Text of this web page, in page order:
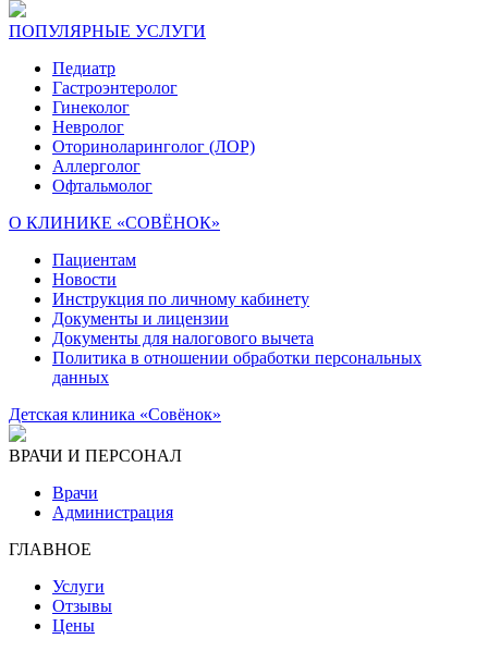
ПОПУЛЯРНЫЕ УСЛУГИ
Педиатр
Гастроэнтеролог
Гинеколог
Невролог
Оториноларинголог (ЛОР)
Аллерголог
Офтальмолог
О КЛИНИКЕ «СОВЁНОК»
Пациентам
Новости
Инструкция по личному кабинету
Документы и лицензии
Документы для налогового вычета
Политика в отношении обработки персональных
данных
Детская клиника «Совёнок»
ВРАЧИ И ПЕРСОНАЛ
Врачи
Администрация
ГЛАВНОЕ
Услуги
Отзывы
Цены